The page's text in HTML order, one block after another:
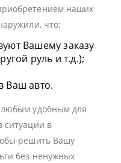
наших
что:
Вашему заказу
руль и т.д.);
Ваш авто.
любым удобным для
ситуации в
решить Вашу
без ненужных